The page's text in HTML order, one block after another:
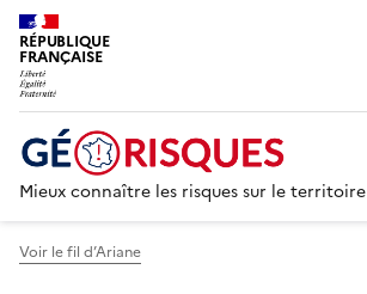
RÉPUBLIQUE
FRANÇAISE
Mieux connaître les risques sur le territoire
Voir le fil d’Ariane